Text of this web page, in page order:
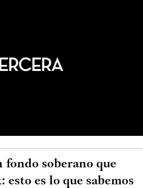
soberano que
es lo que sabemos